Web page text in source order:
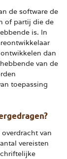
de software de
of partij die de
is. In
dan
van de
toepassing
van
vereisten